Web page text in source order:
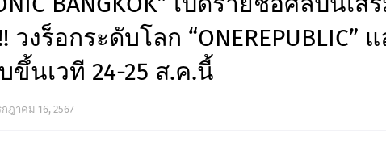
งร็อกระดับโลก “ONEREPUBLIC” แ
บขึ้นเวที 24-25 ส.ค.นี้
ฎาคม 16, 2567